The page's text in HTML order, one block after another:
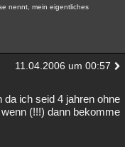
nennt, mein eigentliches
11.04.2006 um 00:57
da ich seid 4 jahren ohne
(!!!) dann bekomme